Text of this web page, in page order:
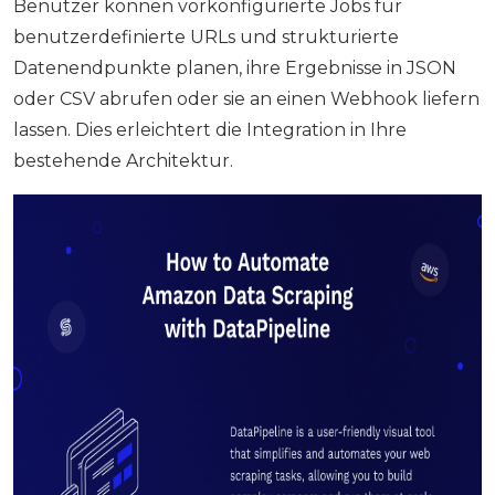
Benutzer können vorkonfigurierte Jobs für
benutzerdefinierte URLs und strukturierte
Datenendpunkte planen, ihre Ergebnisse in JSON
oder CSV abrufen oder sie an einen Webhook liefern
lassen. Dies erleichtert die Integration in Ihre
bestehende Architektur.